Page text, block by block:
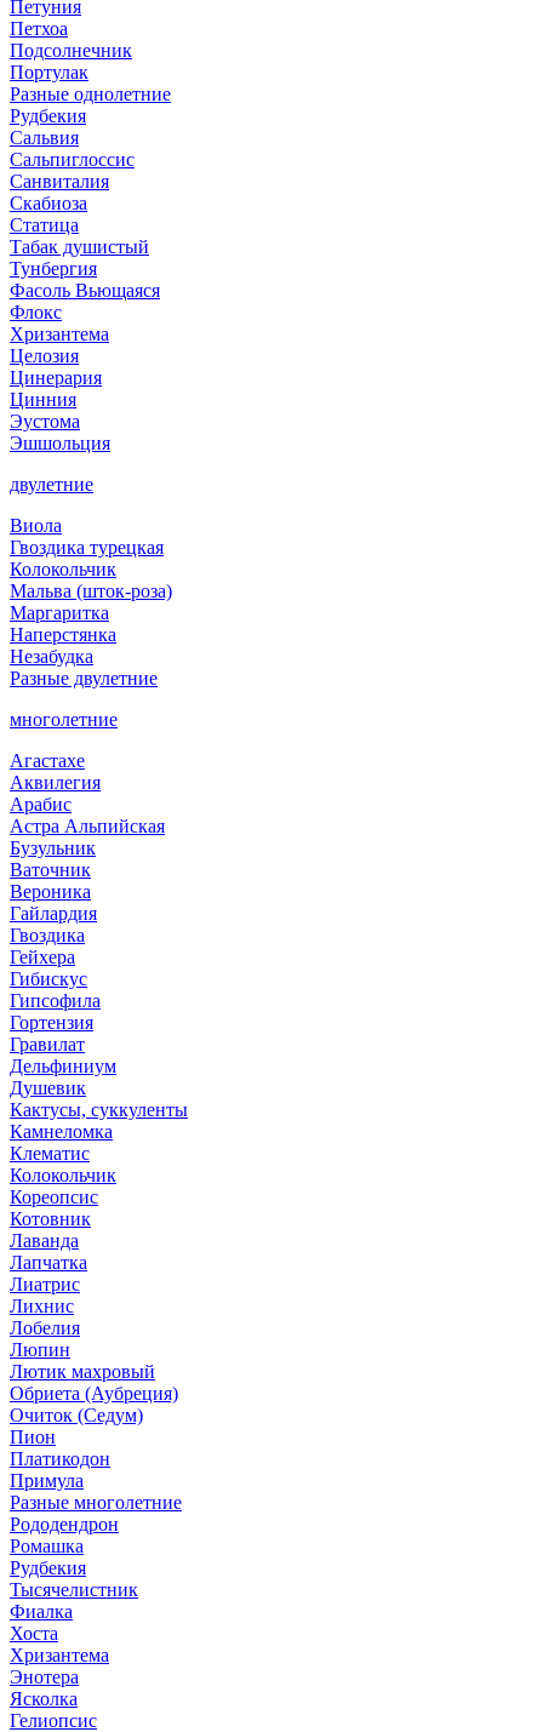
Петуния
Петхоа
Подсолнечник
Портулак
Разные однолетние
Рудбекия
Сальвия
Сальпиглоссис
Санвиталия
Скабиоза
Статица
Табак душистый
Тунбергия
Фасоль Вьющаяся
Флокс
Хризантема
Целозия
Цинерария
Цинния
Эустома
Эшшольция
двулетние
Виола
Гвоздика турецкая
Колокольчик
Мальва (шток-роза)
Маргаритка
Наперстянка
Незабудка
Разные двулетние
многолетние
Агастахе
Аквилегия
Арабис
Астра Альпийская
Бузульник
Ваточник
Вероника
Гайлардия
Гвоздика
Гейхера
Гибискус
Гипсофила
Гортензия
Гравилат
Дельфиниум
Душевик
Кактусы, суккуленты
Камнеломка
Клематис
Колокольчик
Кореопсис
Котовник
Лаванда
Лапчатка
Лиатрис
Лихнис
Лобелия
Люпин
Лютик махровый
Обриета (Аубреция)
Очиток (Седум)
Пион
Платикодон
Примула
Разные многолетние
Рододендрон
Ромашка
Рудбекия
Тысячелистник
Фиалка
Хоста
Хризантема
Энотера
Ясколка
Гелиопсис